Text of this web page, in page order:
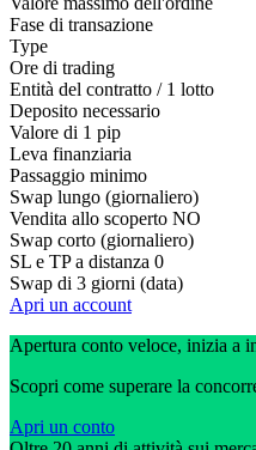
Fase di transazione
Type
Ore di trading
Entità del contratto / 1 lotto
Deposito necessario
Valore di 1 pip
Leva finanziaria
Passaggio minimo
Swap lungo (giornaliero)
Vendita allo scoperto NO
Swap corto (giornaliero)
SL e TP a distanza 0
Swap di 3 giorni (data)
Apri un account
Apertura conto veloce, inizia a
Scopri come superare la
Apri un conto